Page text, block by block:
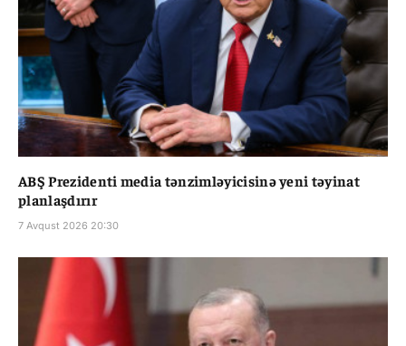
ABŞ Prezidenti media tənzimləyicisinə yeni təyinat
planlaşdırır
7 Avqust 2026 20:30